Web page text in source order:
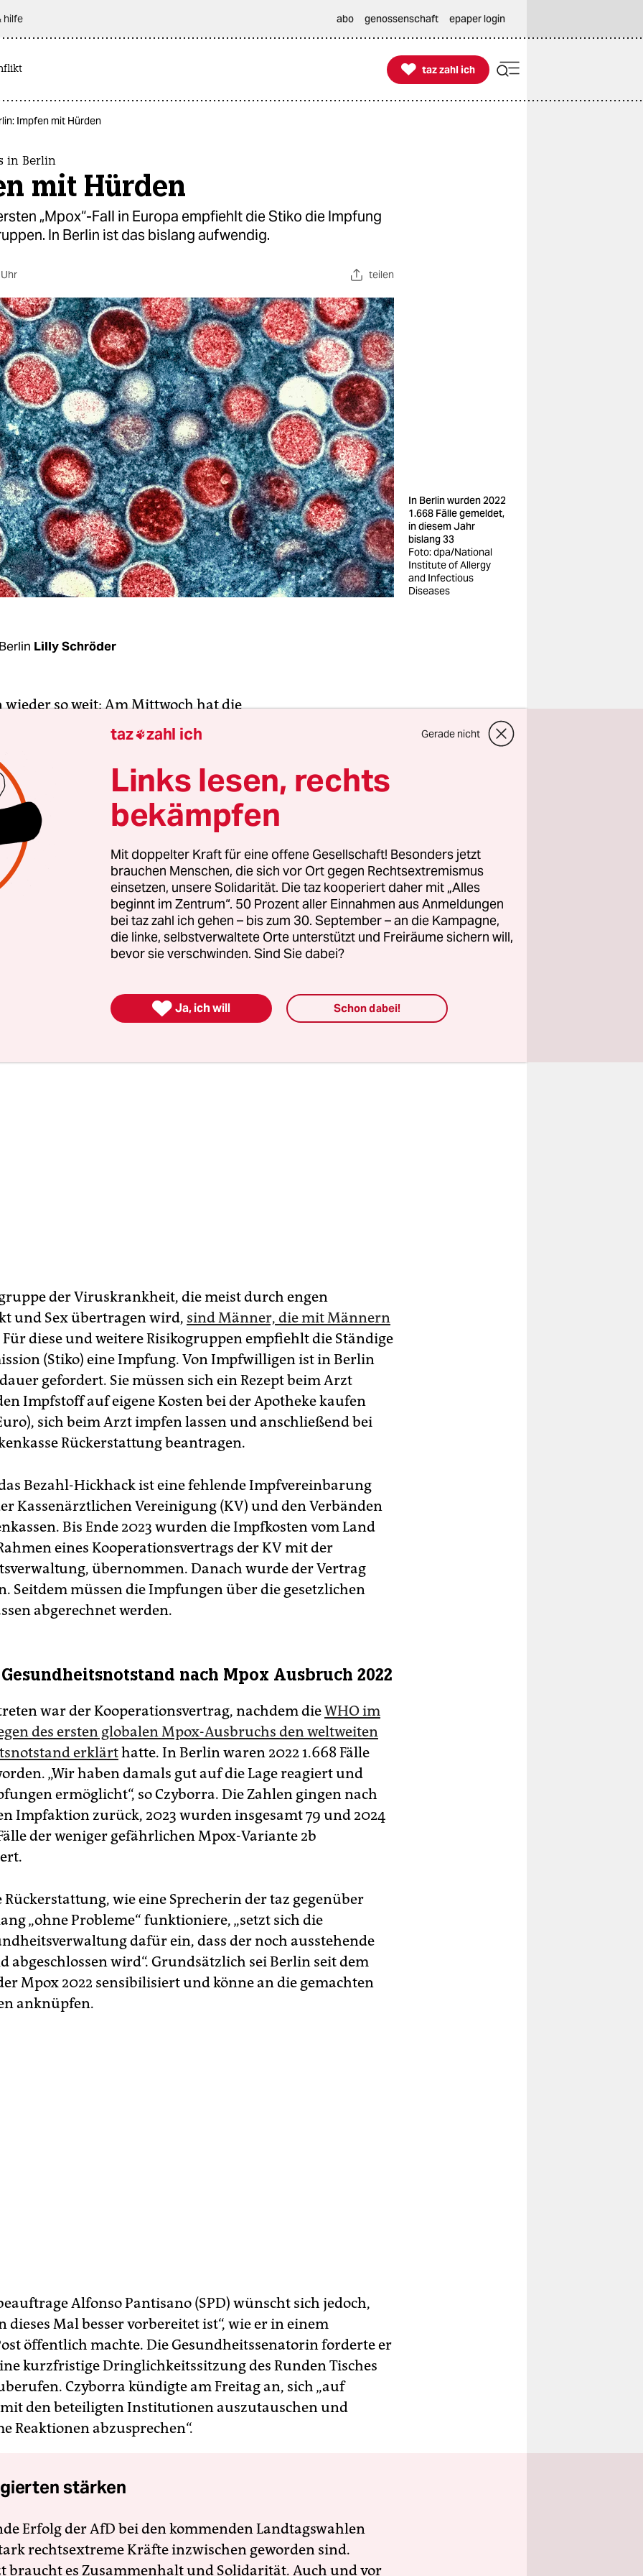
hilfe abo genossenschaft epaper login

taz zahl ich
taz zahl ich
Impfen mit Hürden
in Berlin
mit Hürden
„Mpox“-Fall in Europa empfiehlt die Stiko die Impfung
In Berlin ist das bislang aufwendig.
teilen
In Berlin wurden 2022
1.668 Fälle gemeldet,
in diesem Jahr
bislang 33
Foto: dpa/National
Institute of Allergy
and Infectious
Diseases
Lilly Schröder
wieder so weit: Am Mittwoch hat die
(WHO) den weltweiten
ausgerufen – die höchstmögliche internationale
Grund dafür ist eine neue ansteckendere und
Variante des Virus Mpox, der derzeit primär auf dem
Kontinent wütet.
wurde der
erste europäische Mpox-Fall der Virus-
in Schweden diagnostiziert. In Deutschland und Berlin
bislang keine Fälle des neuen
Doch die Erfahrungen der Corona-Pandemie lehren
nur eine Frage der Zeit ist, bis das Virus auch die
erreicht. Das weiß auch Gesundheitssenatorin Ina
Maßnahmen vor“, kündigte sie am Freitag an.
der Viruskrankheit, die meist durch engen
und Sex übertragen wird, sind Männer, die mit Männern
Für diese und weitere Risikogruppen empfiehlt die Ständige
(Stiko) eine Impfung. Von Impfwilligen ist in Berlin
gefordert. Sie müssen sich ein Rezept beim Arzt
Impfstoff auf eigene Kosten bei der Apotheke kaufen
sich beim Arzt impfen lassen und anschließend bei
Rückerstattung beantragen.
Bezahl-Hickhack ist eine fehlende Impfvereinbarung
Kassenärztlichen Vereinigung (KV) und den Verbänden
Bis Ende 2023 wurden die Impfkosten vom Land
eines Kooperationsvertrags der KV mit der
übernommen. Danach wurde der Vertrag
Seitdem müssen die Impfungen über die gesetzlichen
abgerechnet werden.
nach Mpox Ausbruch 2022
war der Kooperationsvertrag, nachdem dieWHO im
des ersten globalen Mpox-Ausbruchs den weltweiten
erklärthatte. In Berlin waren 2022 1.668 Fälle
„Wir haben damals gut auf die Lage reagiert und
ermöglicht“, so Czyborra. Die Zahlen gingen nach
Impfaktion zurück, 2023 wurden insgesamt 79 und 2024
der weniger gefährlichen Mpox-Variante 2b
Rückerstattung, wie eine Sprecherin der taz gegenüber
„ohne Probleme“ funktioniere, „setzt sich die
dafür ein, dass der noch ausstehende
abgeschlossen wird“. Grundsätzlich sei Berlin seit dem
Mpox 2022 sensibilisiert und könne an die gemachten
anknüpfen.
Alfonso Pantisano (SPD) wünscht sich jedoch,
dieses Mal besser vorbereitet ist“, wie er in einem
öffentlich machte. Die Gesundheitssenatorin forderte er
kurzfristige Dringlichkeitssitzung des Runden Tisches
Czyborra kündigte am Freitag an, sich „auf
mit den beteiligten Institutionen auszutauschen und
Reaktionen abzusprechen“.
stärken
Erfolg der AfD bei den kommenden Landtagswahlen
rechtsextreme Kräfte inzwischen geworden sind.
braucht es Zusammenhalt und Solidarität. Auch und vor
taz zahl ich Gerade nicht
Links lesen, rechts
bekämpfen
Mit doppelter Kraft für eine offene Gesellschaft! Besonders jetzt
brauchen Menschen, die sich vor Ort gegen Rechtsextremismus
einsetzen, unsere Solidarität. Die taz kooperiert daher mit „Alles
beginnt im Zentrum“. 50 Prozent aller Einnahmen aus Anmeldungen
bei taz zahl ich gehen – bis zum 30. September – an die Kampagne,
die linke, selbstverwaltete Orte unterstützt und Freiräume sichern will,
bevor sie verschwinden. Sind Sie dabei?
 Ja, ich will Schon dabei!